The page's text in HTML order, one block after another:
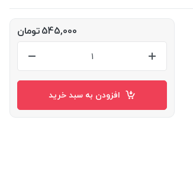
545,000تومان
افزودن به سبد خرید